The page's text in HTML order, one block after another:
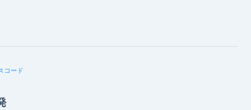
コード